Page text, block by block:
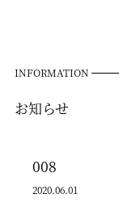
INFORMATION
お知らせ
008
2020.06.01